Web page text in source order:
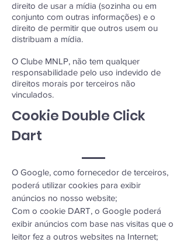
direito de usar a mídia (sozinha ou em
conjunto com outras informações) e o
direito de permitir que outros usem ou
distribuam a mídia.
O Clube MNLP, não tem qualquer
responsabilidade pelo uso indevido de
direitos morais por terceiros não
vinculados.
Cookie Double Click
Dart
O Google, como fornecedor de terceiros,
poderá utilizar cookies para exibir
anúncios no nosso website;
Com o cookie DART, o Google poderá
exibir anúncios com base nas visitas que o
leitor fez a outros websites na Internet;